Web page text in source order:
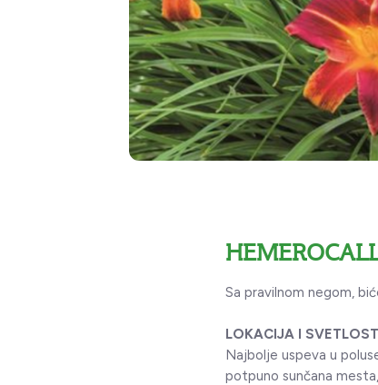
Sa pravilnom negom,
LOKACIJA I SVETLOST
Najbolje uspeva u
potpuno sunčana